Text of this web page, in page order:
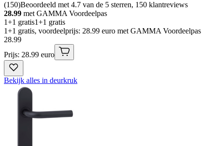
(150)Beoordeeld met 4.7 van de 5 sterren, 150 klantreviews
28.99 met GAMMA Voordeelpas
1+1 gratis1+1 gratis
1+1 gratis, voordeelprijs: 28.99 euro met GAMMA Voordeelpas
28.99
Prijs: 28.99 euro
Bekijk alles in deurkruk